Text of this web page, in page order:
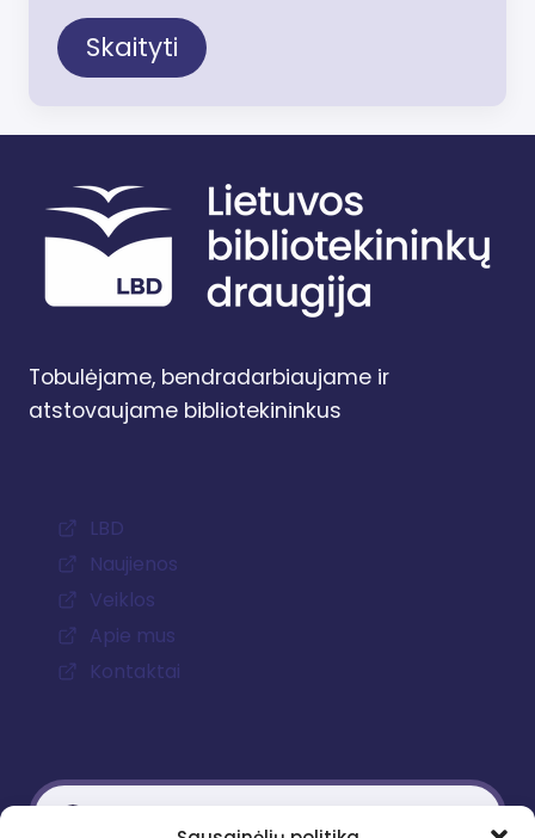
Skaityti
Tobulėjame, bendradarbiaujame ir
atstovaujame bibliotekininkus
LBD
Naujienos
Veiklos
Apie mus
Kontaktai